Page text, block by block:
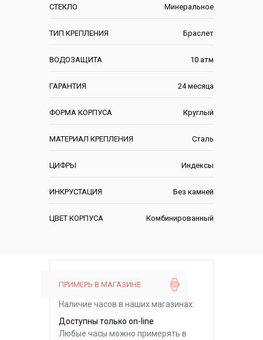
СТЕКЛО Минеральное
ТИП КРЕПЛЕНИЯ Браслет
ВОДОЗАЩИТА 10 атм
ГАРАНТИЯ 24 месяца
ФОРМА КОРПУСА Круглый
МАТЕРИАЛ КРЕПЛЕНИЯ Сталь
ЦИФРЫ Индексы
ИНКРУСТАЦИЯ Без камней
ЦВЕТ КОРПУСА Комбинированный
ПРИМЕРЬ В МАГАЗИНЕ
Наличие часов в наших магазинах:
Доступны только on-line
Любые часы можно примерять в